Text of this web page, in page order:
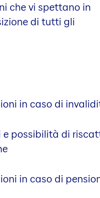
che vi spettano in
di tutti gli
in caso di
e possibilità di
in caso di